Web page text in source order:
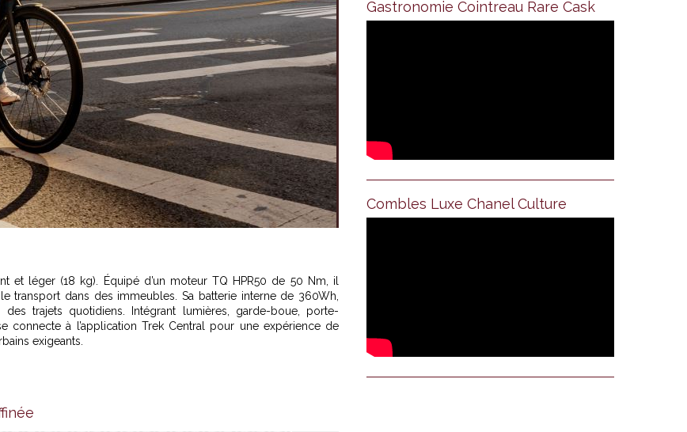
et léger (18 kg). Équipé d’un moteur TQ HPR50 de 50 Nm, il
transport dans des immeubles. Sa batterie interne de 360Wh,
trajets quotidiens. Intégrant lumières, garde-boue, porte-
connecte à l’application Trek Central pour une expérience de
exigeants.
Gastronomie Cointreau Rare Cask
Combles Luxe Chanel Culture